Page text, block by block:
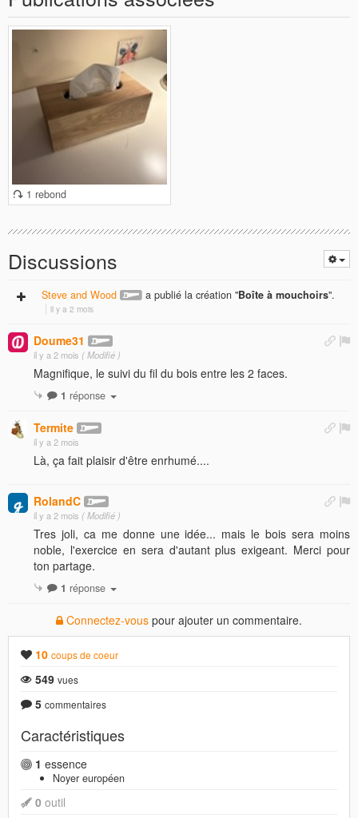
1 rebond
Discussions
Steve and Wood a publié la création "Boîte à mouchoirs".
il y a 2 mois
Doume31
il y a 2 mois ( Modifié )
Magnifique, le suivi du fil du bois entre les 2 faces.
1 réponse
Termite
il y a 2 mois
Là, ça fait plaisir d'être enrhumé....
RolandC
il y a 2 mois ( Modifié )
Tres joli, ca me donne une idée... mais le bois sera moins
noble, l'exercice en sera d'autant plus exigeant. Merci pour
ton partage.
1 réponse
Connectez-vous pour ajouter un commentaire.
10 coups de coeur
549 vues
5 commentaires
Caractéristiques
1 essence
Noyer européen
0 outil